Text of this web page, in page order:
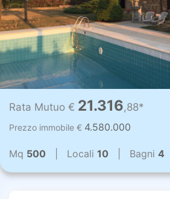
Rata Mutuo € 21.316,88*
Prezzo immobile € 4.580.000
Mq 500 | Locali 10 | Bagni 4